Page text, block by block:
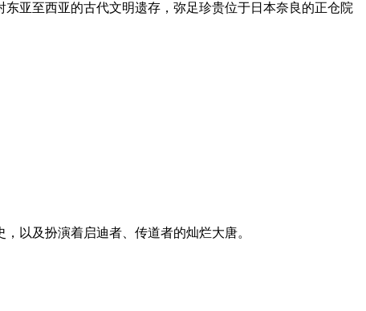
亚至西亚的古代文明遗存，弥足珍贵位于日本奈良的正仓院
以及扮演着启迪者、传道者的灿烂大唐。